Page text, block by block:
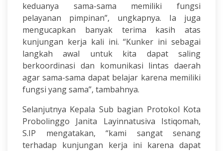
keduanya sama-sama memiliki fungsi
pelayanan pimpinan”, ungkapnya. Ia juga
mengucapkan banyak terima kasih atas
kunjungan kerja kali ini. “Kunker ini sebagai
langkah awal untuk kita dapat saling
berkoordinasi dan komunikasi lintas daerah
agar sama-sama dapat belajar karena memiliki
fungsi yang sama”, tambahnya.
Selanjutnya Kepala Sub bagian Protokol Kota
Probolinggo Janita Layinnatusiva Istiqomah,
S.IP mengatakan, “kami sangat senang
terhadap kunjungan kerja ini karena dapat